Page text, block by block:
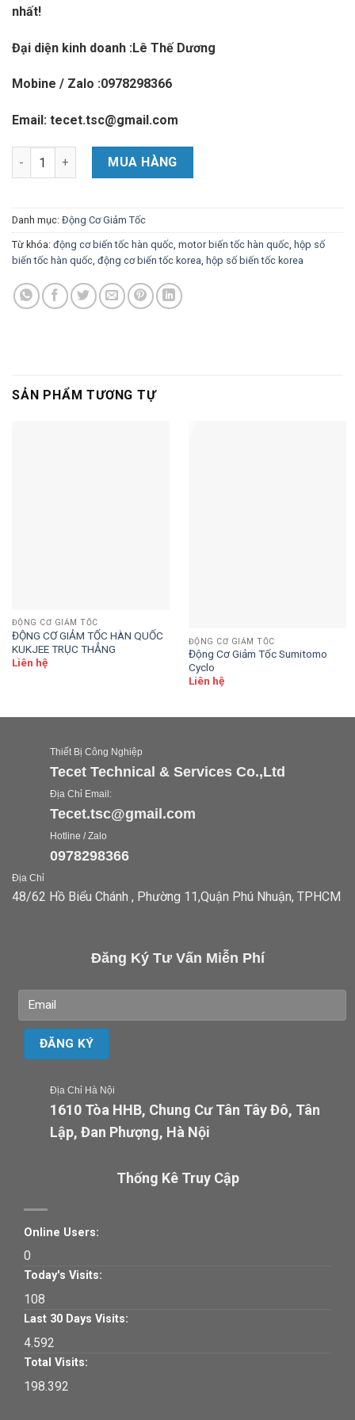
nhất!
Đại diện kinh doanh :Lê Thế Dương
Mobine / Zalo :0978298366
Email: tecet.tsc@gmail.com
ĐỘNG CƠ BIẾN TỐC HÀN QUỐC KUKJEE số lượng
MUA HÀNG
Danh mục: Động Cơ Giảm Tốc
Từ khóa: động cơ biến tốc hàn quốc motor biến tốc hàn quốc hộp số
biến tốc hàn quốc động cơ biến tốc korea hộp số biến tốc korea
SẢN PHẨM TƯƠNG TỰ
ĐỘNG CƠ GIẢM TỐC
ĐỘNG CƠ GIẢM TỐC HÀN QUỐC
KUKJEE TRỤC THẲNG
Liên hệ
ĐỘNG CƠ GIẢM TỐC
Động Cơ Giảm Tốc Sumitomo
Cyclo
Liên hệ
Thiết Bị Công Nghiệp
Tecet Technical & Services Co.,Ltd
Địa Chỉ Email:
Tecet.tsc@gmail.com
Hotline / Zalo
0978298366
Địa Chỉ
48/62 Hồ Biểu Chánh , Phường 11,Quận Phú Nhuận, TPHCM
Đăng Ký Tư Vấn Miễn Phí
Địa Chỉ Hà Nội
1610 Tòa HHB, Chung Cư Tân Tây Đô, Tân
Lập, Đan Phượng, Hà Nội
Thống Kê Truy Cập
Online Users:
0
Today's Visits:
108
Last 30 Days Visits:
4.592
Total Visits:
198.392